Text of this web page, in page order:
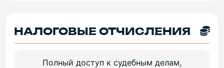
НАЛОГОВЫЕ ОТЧИСЛЕНИЯ
Полный доступ к судебным делам,